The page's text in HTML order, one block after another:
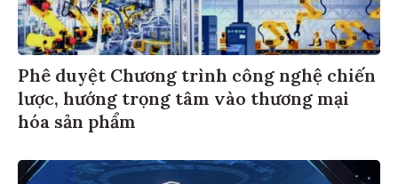
Phê duyệt Chương trình công nghệ chiến
lược, hướng trọng tâm vào thương mại
hóa sản phẩm